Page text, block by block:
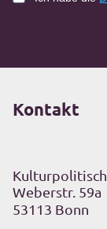
Kontakt
Weberstr. 59a
53113 Bonn